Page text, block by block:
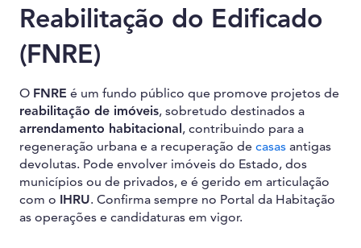
Reabilitação do Edificado
(FNRE)
O FNRE é um fundo público que promove projetos de
reabilitação de imóveis, sobretudo destinados a
arrendamento habitacional, contribuindo para a
regeneração urbana e a recuperação de casas antigas
devolutas. Pode envolver imóveis do Estado, dos
municípios ou de privados, e é gerido em articulação
com o IHRU. Confirma sempre no Portal da Habitação
as operações e candidaturas em vigor.